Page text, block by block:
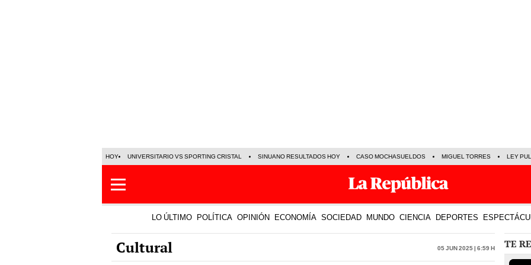
HOY UNIVERSITARIO VS SPORTING CRISTAL SINUANO RESULTADOS HOY CASO MOCHASUELDOS MIGUEL TORRES LEY
LO ÚLTIMO POLÍTICA OPINIÓN ECONOMÍA SOCIEDAD MUNDO CIENCIA DEPORTES
Cultural 05 Jun 2025 | 6:59 h TE